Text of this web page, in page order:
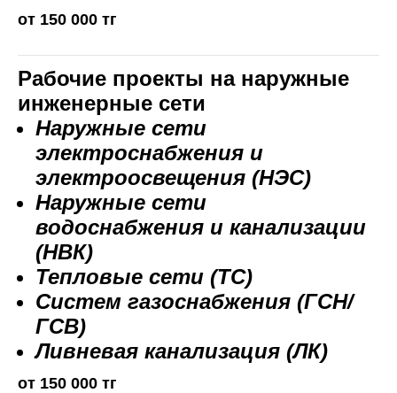
от 150 000 тг
Рабочие проекты на наружные
инженерные сети
Наружные сети
электроснабжения и
электроосвещения (НЭС)
Наружные сети
водоснабжения и канализации
(НВК)
Тепловые сети (ТС)
Систем газоснабжения (ГСН/
ГСВ)
Ливневая канализация (ЛК)
от 150 000 тг